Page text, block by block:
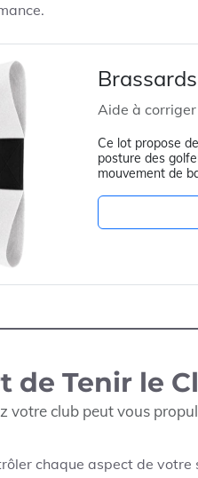
Aide à
Ce lot propose
posture des
mouvement de
de Tenir le
votre club peut vous
chaque aspect de